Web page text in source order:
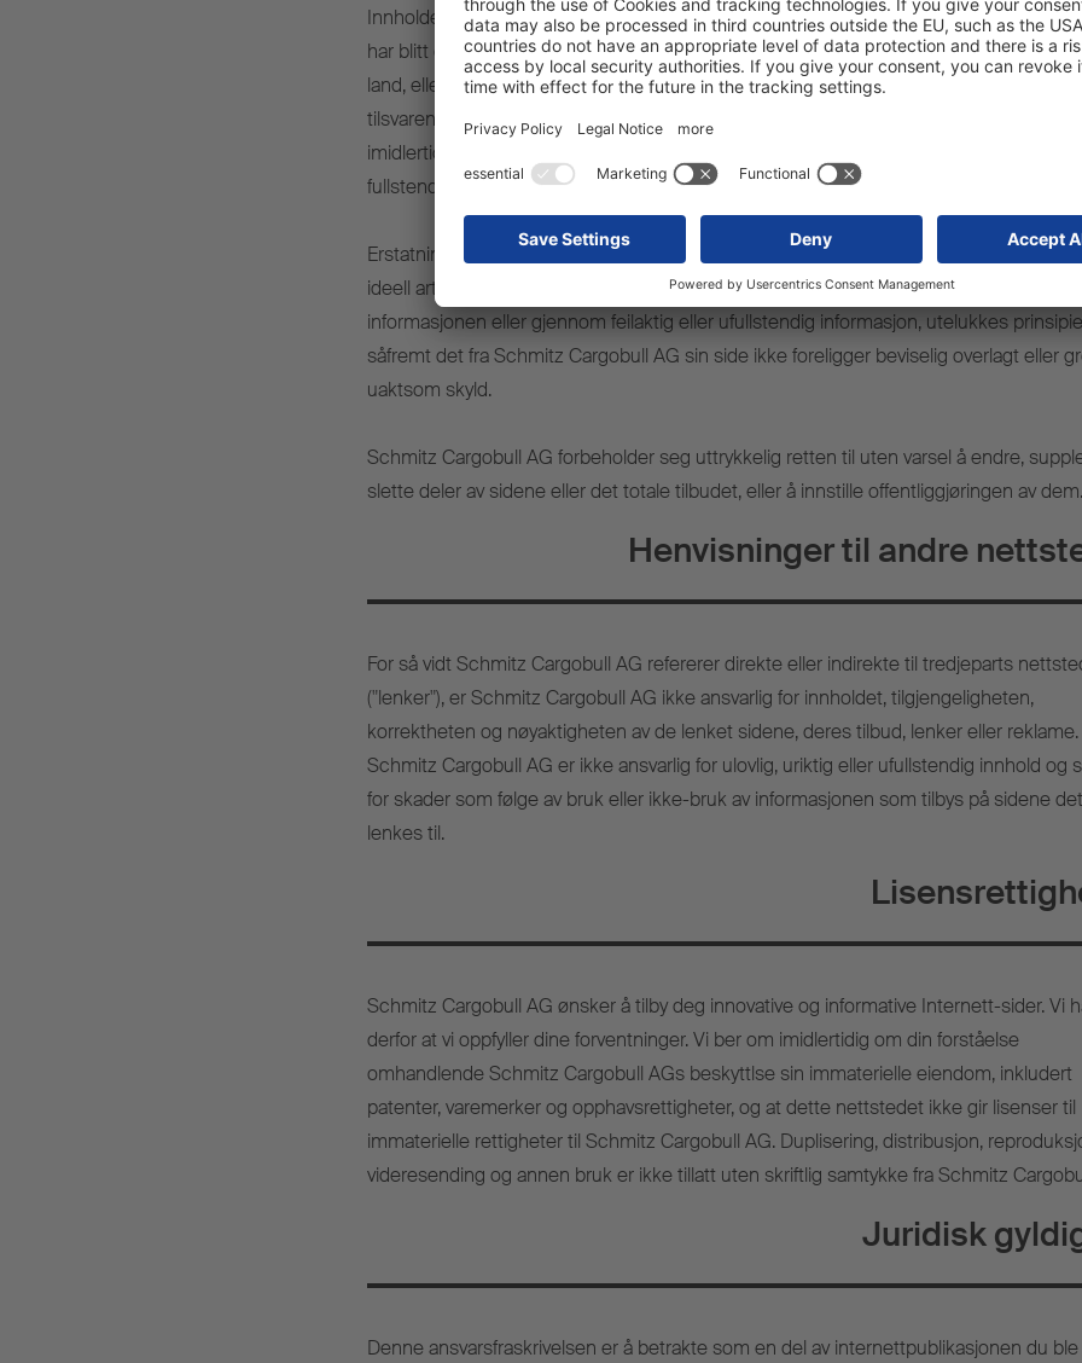
Innholdet og spesielt eventuelt beskrevne betingelser for forhandlergaranti på disse
har blitt omhyggelig bearbeidet og kontrollert. Vi gjør uttrykkelig oppmerksom på at i
land, eller i tilfeller der produktet utsettes for en annen enn normal belastningsgrad,
tilsvarende tilpassede forhandlergarantibestemmelser gjelder. Schmitz Cargobull AG
imidlertid ingen forhandlergaranti for den forelagte informasjonens aktualitet, riktighet,
fullstendighet eller kvalitet.
Erstatningskrav som rettes mot Schmitz Cargobull AG på grunn av skader av
ideell art, som er forårsaket gjennom nyttiggjørelse eller ikke-nyttiggjørelse av den
informasjonen eller gjennom feilaktig eller ufullstendig informasjon, utelukkes
såfremt det fra Schmitz Cargobull AG sin side ikke foreligger beviselig overlagt eller
uaktsom skyld.
Schmitz Cargobull AG forbeholder seg uttrykkelig retten til uten varsel å endre,
slette deler av sidene eller det totale tilbudet, eller å innstille offentliggjøringen av dem.
Henvisninger til andre
For så vidt Schmitz Cargobull AG refererer direkte eller indirekte til tredjeparts
("lenker"), er Schmitz Cargobull AG ikke ansvarlig for innholdet, tilgjengeligheten,
korrektheten og nøyaktigheten av de lenket sidene, deres tilbud, lenker eller reklame.
Schmitz Cargobull AG er ikke ansvarlig for ulovlig, uriktig eller ufullstendig innhold og
for skader som følge av bruk eller ikke-bruk av informasjonen som tilbys på sidene det
lenkes til.
Schmitz Cargobull AG ønsker å tilby deg innovative og informative Internett-sider. Vi
derfor at vi oppfyller dine forventninger. Vi ber om imidlertidig om din forståelse
omhandlende Schmitz Cargobull AGs beskyttlse sin immaterielle eiendom, inkludert
patenter, varemerker og opphavsrettigheter, og at dette nettstedet ikke gir lisenser til
immaterielle rettigheter til Schmitz Cargobull AG. Duplisering, distribusjon,
videresending og annen bruk er ikke tillatt uten skriftlig samtykke fra Schmitz
Juridisk
Denne ansvarsfraskrivelsen er å betrakte som en del av internettpublikasjonen du ble